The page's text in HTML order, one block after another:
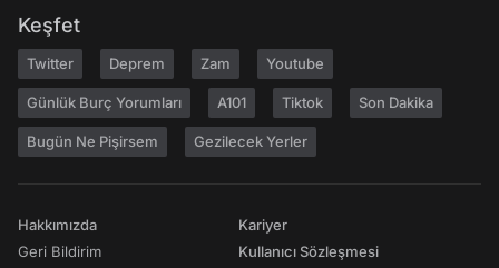
Keşfet
Twitter Deprem Zam Youtube
Günlük Burç Yorumları A101 Tiktok Son Dakika
Bugün Ne Pişirsem Gezilecek Yerler
Hakkımızda
Geri Bildirim
Kariyer
Kullanıcı Sözleşmesi